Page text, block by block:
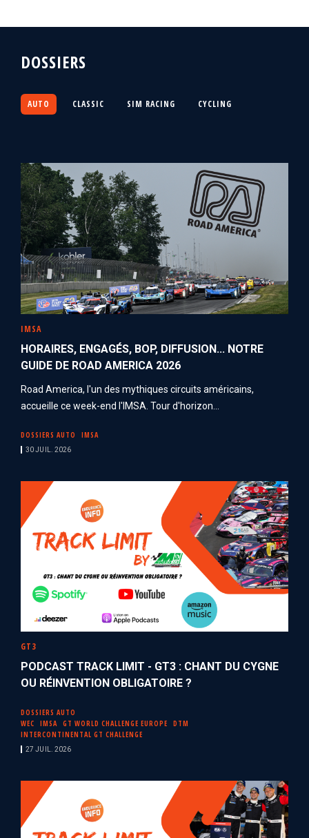
DOSSIERS
AUTO CLASSIC SIM RACING CYCLING
IMSA
HORAIRES, ENGAGÉS, BOP, DIFFUSION... NOTRE
GUIDE DE ROAD AMERICA 2026
Road America, l'un des mythiques circuits américains,
accueille ce week-end l'IMSA. Tour d'horizon...
DOSSIERS AUTO IMSA
30 JUIL. 2026
GT3
PODCAST TRACK LIMIT - GT3 : CHANT DU CYGNE
OU RÉINVENTION OBLIGATOIRE ?
DOSSIERS AUTO
WEC
IMSA GT WORLD CHALLENGE EUROPE
DTM
INTERCONTINENTAL GT CHALLENGE
27 JUIL. 2026